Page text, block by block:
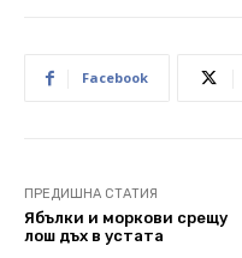
Facebook
ПРЕДИШНА СТАТИЯ
Ябълки и моркови срещу
лош дъх в устата